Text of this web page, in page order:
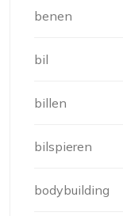
benen
bil
billen
bilspieren
bodybuilding